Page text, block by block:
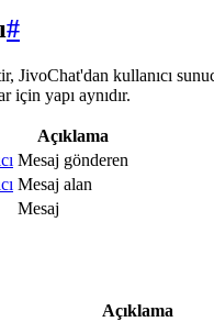
#
JivoChat'dan kullanıcı
için yapı aynıdır.
Açıklama
Mesaj gönderen
Mesaj alan
Mesaj
Açıklama